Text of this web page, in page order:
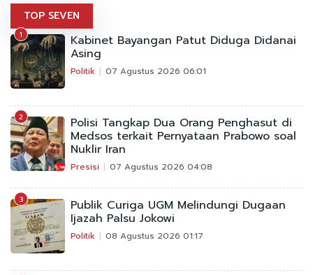
TOP SEVEN
1 Kabinet Bayangan Patut Diduga Didanai
Asing
Politik 07 Agustus 2026 06:01
2 Polisi Tangkap Dua Orang Penghasut di
Medsos terkait Pernyataan Prabowo soal
Nuklir Iran
Presisi 07 Agustus 2026 04:08
3 Publik Curiga UGM Melindungi Dugaan
Ijazah Palsu Jokowi
Politik 08 Agustus 2026 01:17